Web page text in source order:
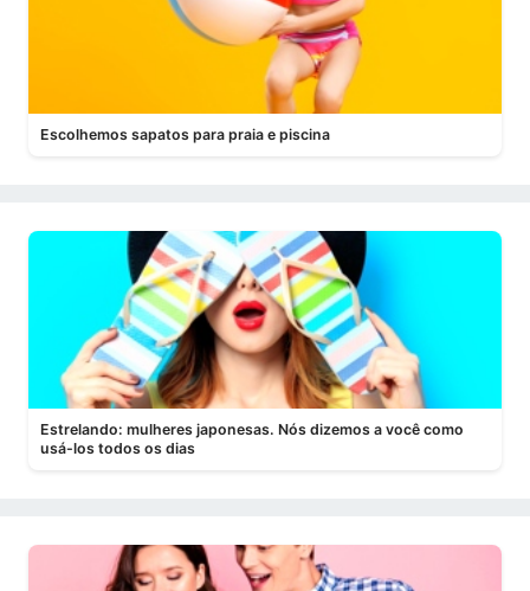
Escolhemos sapatos para praia e piscina
Estrelando: mulheres japonesas. Nós dizemos a você como
usá-los todos os dias